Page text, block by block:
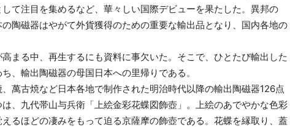
て注目を集めるなど、華々しい国際デビューを果たした。異邦の
陶磁器はやがて外貨獲得のための重要な輸出品となり、国内各地の
まる中、再生するにも資料に事欠いた。そこで、ひとたび輸出した
、輸出陶磁器の母国日本への里帰りである。
萬古焼など日本各地で制作された明治時代以降の輸出陶磁器126点
、九代帯山与兵衛「上絵金彩花蝶図飾壺」。上絵のあでやかな色彩
るほどの凄みをもって迫る京薩摩の飾壺である。花蝶を縁取り、蓋